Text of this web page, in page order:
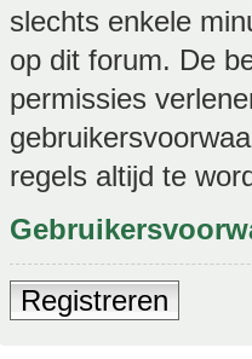
slechts enkele
op dit forum. De
permissies
regels altijd te
Registreren